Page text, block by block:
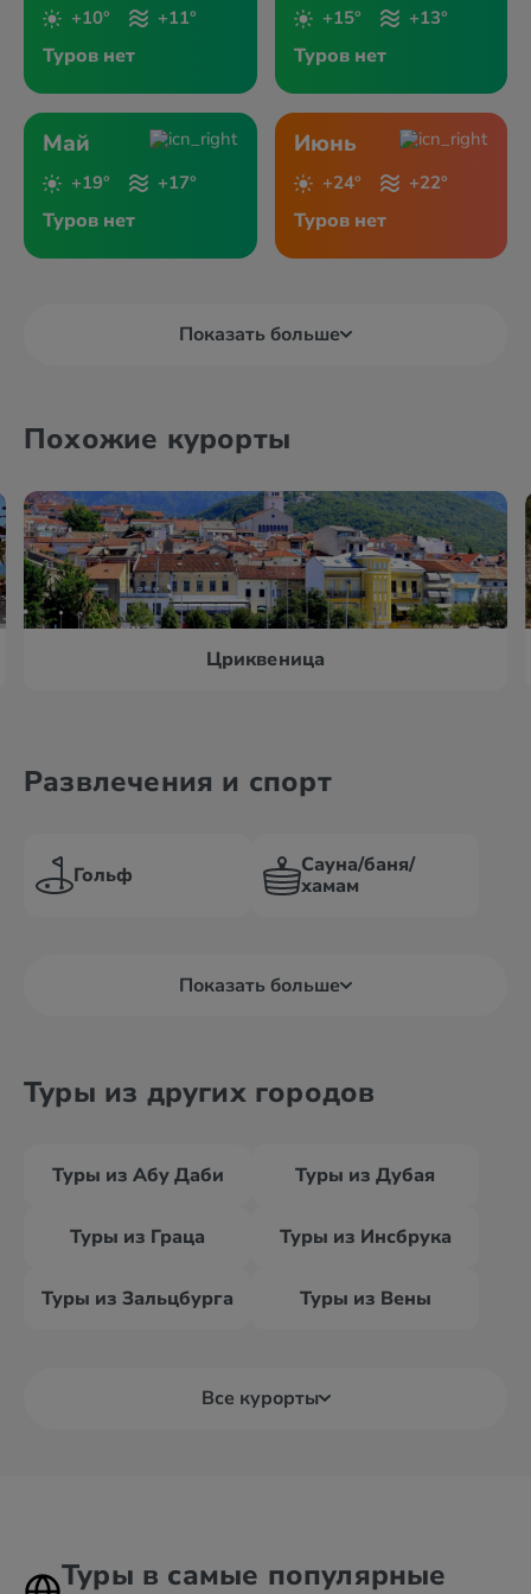
+10° +11°
Туров нет
+15° +13°
Туров нет
Май
+19° +17°
Туров нет
Июнь
+24° +22°
Туров нет
Показать больше
Похожие курорты
Цриквеница
Развлечения и спорт
Гольф
Сауна/баня/
хамам
Показать больше
Туры из других городов
Туры из Абу Даби Туры из Дубая
Туры из Граца Туры из Инсбрука
Туры из Зальцбурга Туры из Вены
Все курорты
Туры в самые популярные